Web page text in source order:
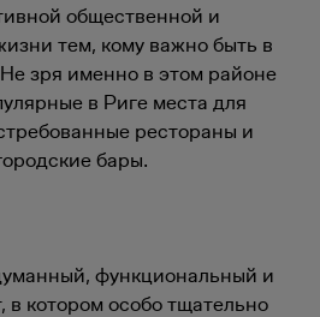
общественной и
тем, кому важно быть в
зря именно в этом районе
в Риге места для
рестораны и
бары.
функциональный и
в котором особо тщательно